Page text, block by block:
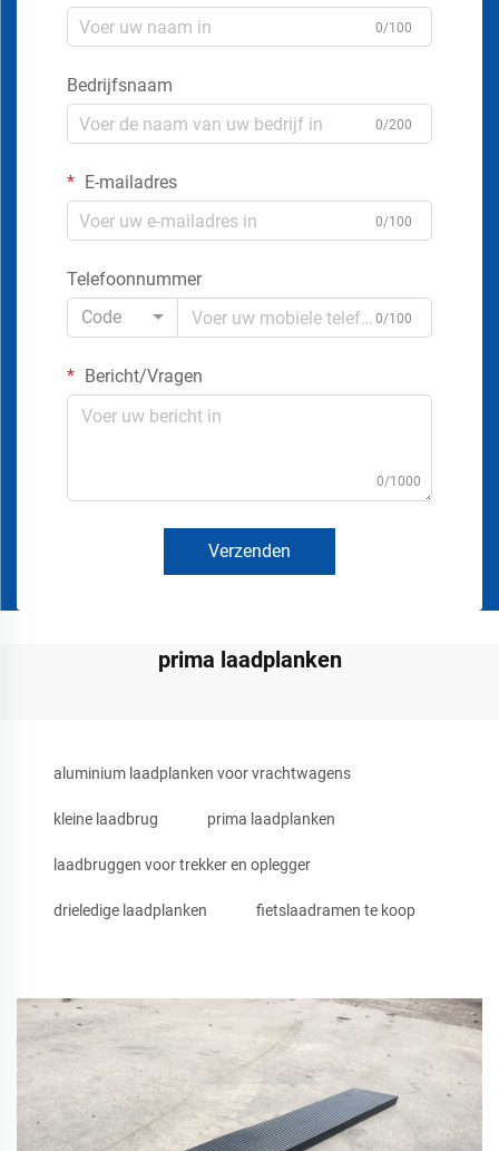
0/100
Bedrijfsnaam
0/200
E-mailadres
0/100
Telefoonnummer
Code
0/100
Bericht/Vragen
0/1000
Verzenden
prima laadplanken
aluminium laadplanken voor vrachtwagens
kleine laadbrug prima laadplanken
laadbruggen voor trekker en oplegger
drieledige laadplanken fietslaadramen te koop